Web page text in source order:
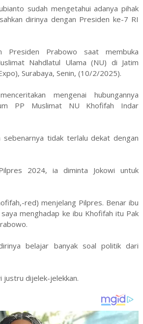
sudah mengetahui adanya pihak
dirinya dengan Presiden ke-7 RI
Presiden Prabowo saat membuka
Nahdlatul Ulama (NU) di Jatim
Surabaya, Senin, (10/2/2025).
mengenai hubungannya
PP Muslimat NU Khofifah Indar
tidak terlalu dekat dengan
2024, ia diminta Jokowi untuk
red) menjelang Pilpres. Benar ibu
menghadap ke ibu Khofifah itu Pak
belajar banyak soal politik dari
justru dijelek-jelekkan.